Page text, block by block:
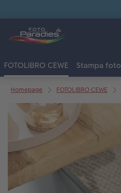
FOTOLIBRO CEWE Stampa foto
Homepage FOTOLIBRO CEWE